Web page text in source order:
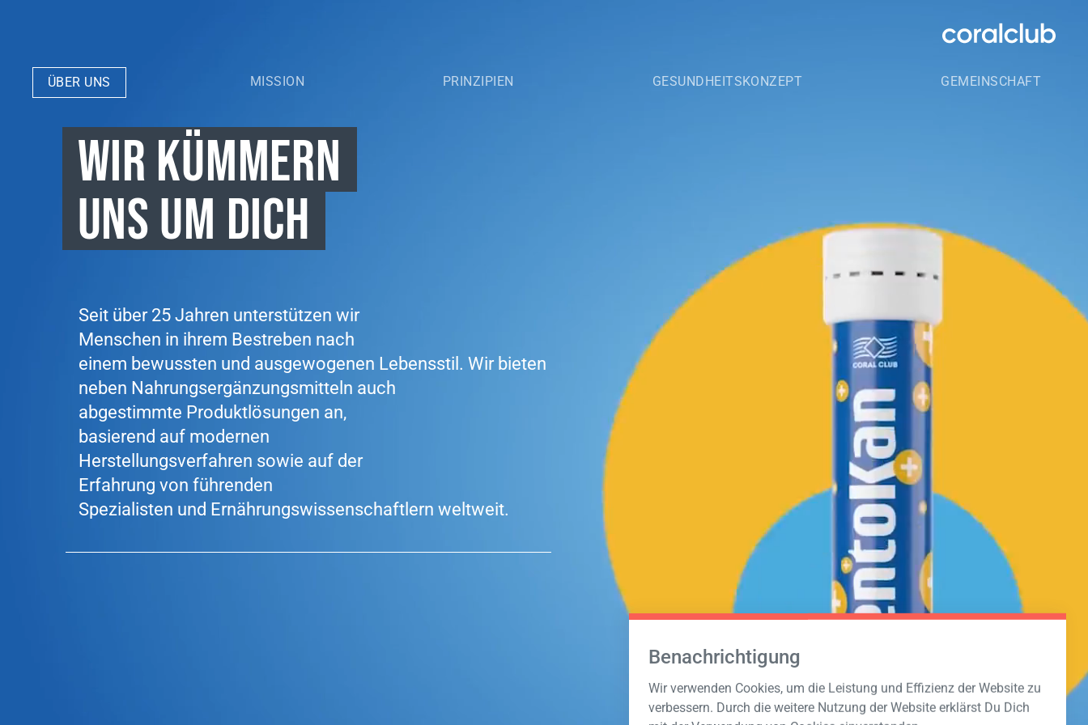
ÜBER UNS MISSION PRINZIPIEN GESUNDHEITSKONZEPT GEMEINSCHAFT
WIR KÜMMERN
UNS UM DICH
Seit über 25 Jahren unterstützen wir
Menschen in ihrem Bestreben nach
einem bewussten und ausgewogenen Lebensstil. Wir bieten
neben Nahrungsergänzungsmitteln auch
abgestimmte Produktlösungen an,
basierend auf modernen
Herstellungsverfahren sowie auf der
Erfahrung von führenden
Spezialisten und Ernährungswissenschaftlern weltweit.
Benachrichtigung
Wir verwenden Cookies, um die Leistung und Effizienz der Website zu
verbessern. Durch die weitere Nutzung der Website erklärst Du Dich